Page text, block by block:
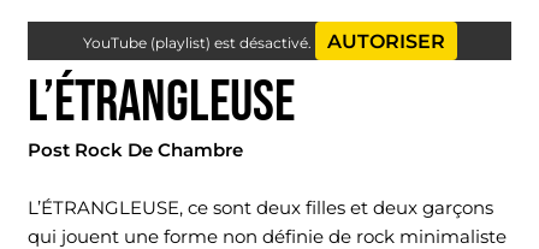
YouTube (playlist) est désactivé. AUTORISER
L’ÉTRANGLEUSE
Post Rock De Chambre
L’ÉTRANGLEUSE, ce sont deux filles et deux garçons
qui jouent une forme non définie de rock minimaliste